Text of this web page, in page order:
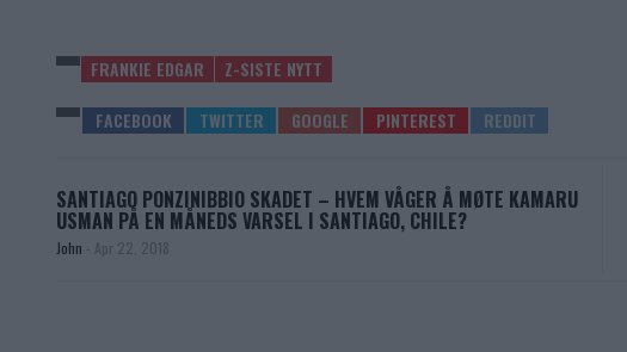
FRANKIE EDGAR Z-SISTE NYTT
SANTIAGO PONZINIBBIO SKADET – HVEM VÅGER Å MØTE KAMARU
USMAN PÅ EN MÅNEDS VARSEL I SANTIAGO, CHILE?
John - Apr 22, 2018